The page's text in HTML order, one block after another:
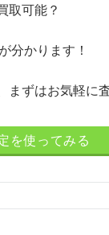
取可能？
分かります！
ずはお気軽に
を使ってみる